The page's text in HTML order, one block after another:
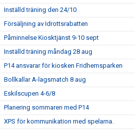
Inställd träning den 24/10
Försäljning av Idrottsrabatten
Påminnelse Kiosktjänst 9-10 sept
Inställd träning måndag 28 aug
P14 ansvarar för kiosken Fridhemsparken
Bollkallar A-lagsmatch 8 aug
Eskilscupen 4-6/8
Planering sommaren med P14
XPS för kommunikation med spelarna.